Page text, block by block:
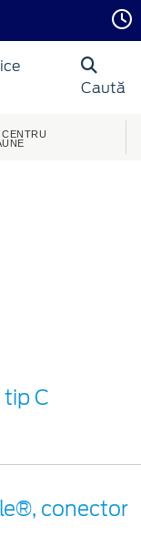
Caută
CENTRU
C
conector